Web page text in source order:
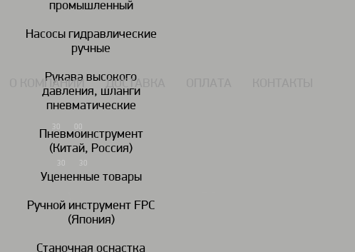
117434, г. Москва, Дмитровское шоссе 13, пом. 7 ЖК Дыхание.
промышленный
Насосы гидравлические
ручные
Рукава высокого
давления, шланги
пневматические
Пневмоинструмент
(Китай, Россия)
Уцененные товары
Ручной инструмент FPC
(Япония)
Станочная оснастка
(495) 924-55-33
Пн-Чт: 0930-18 00
(495) 924-55-30
30 30
Гайковереты
пневматические
О КОМПАНИИ ДОСТАВКА